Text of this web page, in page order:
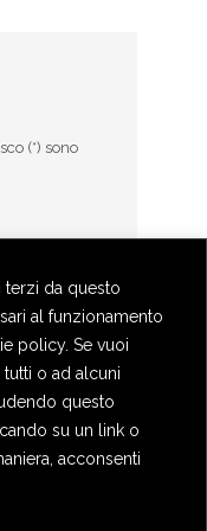
terzi da questo
al funzionamento
policy. Se vuoi
o ad alcuni
questo
su un link o
acconsenti
(*) sono